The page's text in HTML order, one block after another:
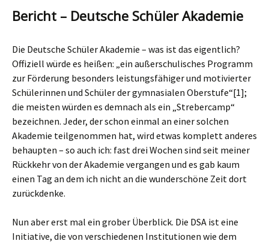
Bericht – Deutsche Schüler Akademie
Die Deutsche Schüler Akademie – was ist das eigentlich?
Offiziell würde es heißen: „ein außerschulisches Programm
zur Förderung besonders leistungsfähiger und motivierter
Schülerinnen und Schüler der gymnasialen Oberstufe“[1];
die meisten würden es demnach als ein „Strebercamp“
bezeichnen. Jeder, der schon einmal an einer solchen
Akademie teilgenommen hat, wird etwas komplett anderes
behaupten – so auch ich: fast drei Wochen sind seit meiner
Rückkehr von der Akademie vergangen und es gab kaum
einen Tag an dem ich nicht an die wunderschöne Zeit dort
zurückdenke.
Nun aber erst mal ein grober Überblick. Die DSA ist eine
Initiative, die von verschiedenen Institutionen wie dem